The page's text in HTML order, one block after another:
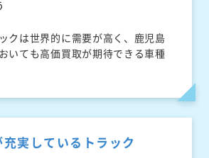
クは世界的に需要が高く、鹿児島
いても高価買取が期待できる車種
実しているトラック